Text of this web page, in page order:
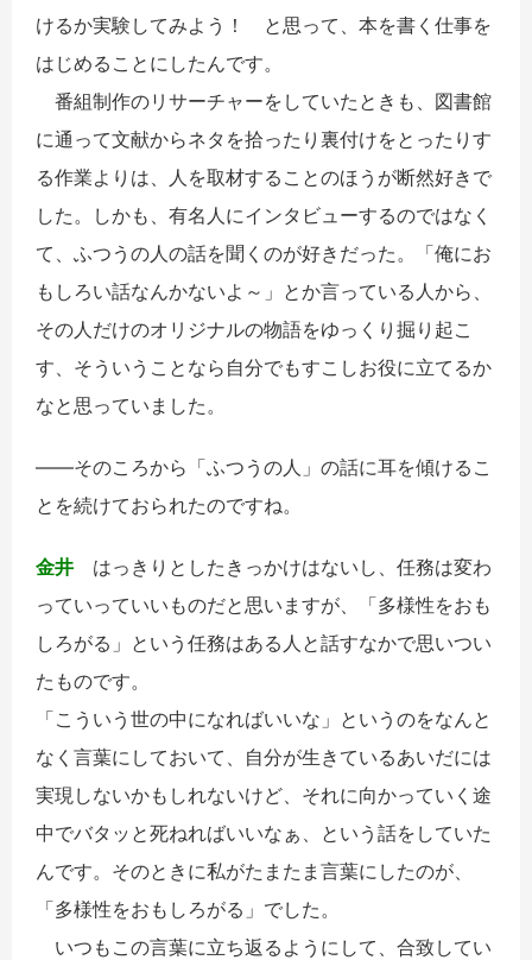
けるか実験してみよう！ と思って、本を書く仕事を
はじめることにしたんです。
番組制作のリサーチャーをしていたときも、図書館
に通って文献からネタを拾ったり裏付けをとったりす
る作業よりは、人を取材することのほうが断然好きで
した。しかも、有名人にインタビューするのではなく
て、ふつうの人の話を聞くのが好きだった。「俺にお
もしろい話なんかないよ～」とか言っている人から、
その人だけのオリジナルの物語をゆっくり掘り起こ
す、そういうことなら自分でもすこしお役に立てるか
なと思っていました。
――そのころから「ふつうの人」の話に耳を傾けるこ
とを続けておられたのですね。
金井 はっきりとしたきっかけはないし、任務は変わ
っていっていいものだと思いますが、「多様性をおも
しろがる」という任務はある人と話すなかで思いつい
たものです。
「こういう世の中になればいいな」というのをなんと
なく言葉にしておいて、自分が生きているあいだには
実現しないかもしれないけど、それに向かっていく途
中でバタッと死ねればいいなぁ、という話をしていた
んです。そのときに私がたまたま言葉にしたのが、
「多様性をおもしろがる」でした。
いつもこの言葉に立ち返るようにして、合致してい